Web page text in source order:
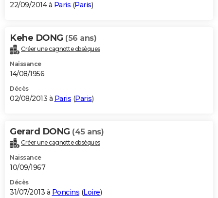
22/09/2014 à Paris (Paris)
Kehe DONG (56 ans)
Créer une cagnotte obsèques
Naissance
14/08/1956
Décès
02/08/2013 à Paris (Paris)
Gerard DONG (45 ans)
Créer une cagnotte obsèques
Naissance
10/09/1967
Décès
31/07/2013 à Poncins (Loire)